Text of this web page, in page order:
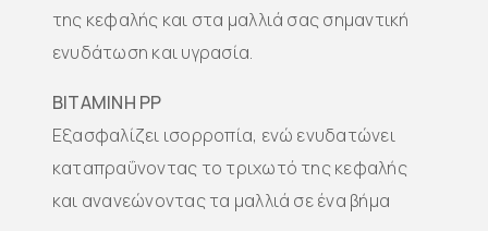
της κεφαλής και στα μαλλιά σας σημαντική
ενυδάτωση και υγρασία.
ΒΙΤΑΜΙΝΗ PP
Εξασφαλίζει ισορροπία, ενώ ενυδατώνει
καταπραΰνοντας το τριχωτό της κεφαλής
και ανανεώνοντας τα μαλλιά σε ένα βήμα